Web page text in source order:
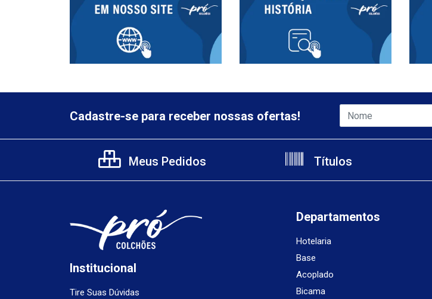
Cadastre-se para receber nossas ofertas!
Meus Pedidos Títulos
Institucional
Tire Suas Dúvidas
Departamentos
Hotelaria
Base
Acoplado
Bicama